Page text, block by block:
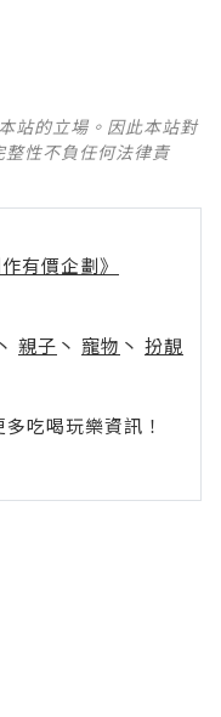
站的立場。因此本站對
性不負任何法律責
有價企劃》
丶 親子 丶 寵物 丶 扮靚
吃喝玩樂資訊！